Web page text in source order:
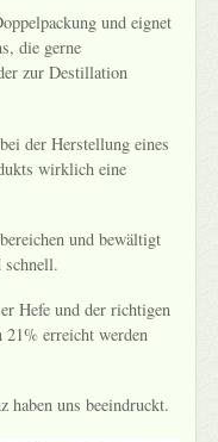
und eignet
die gerne
zur Destillation
der Herstellung eines
wirklich eine
und bewältigt
schnell.
Hefe und der richtigen
erreicht werden
haben uns beeindruckt.